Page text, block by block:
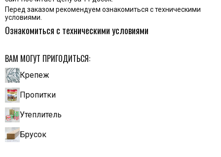
Перед заказом рекомендуем ознакомиться с техническими
условиями.
Ознакомиться с техническими условиями
ВАМ МОГУТ ПРИГОДИТЬСЯ:
Крепеж
Пропитки
Утеплитель
Брусок